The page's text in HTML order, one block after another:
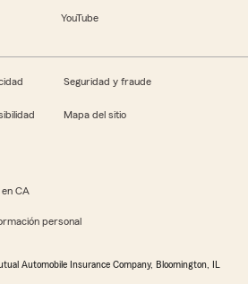
YouTube
Seguridad y fraude
Mapa del sitio
CA
personal
Automobile Insurance Company, Bloomington, IL